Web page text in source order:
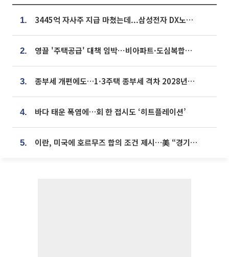
1. 3445억 자사주 지급 마쳤는데...삼성전자 DX노조, 뒤늦은 '떼쓰기 집회'
2. 영끌 '주택공급' 대책 임박⋯비아파트·도심복합까지 총동원
3. 종부세 개편에도…1·3주택 종부세 격차 2028년부터 확대
4. 바다 태운 폭염에…회 한 접시도 ‘히트플레이션’
5. 이란, 미국에 호르무즈 합의 조건 제시…美 “경기 아직 안 끝나” [종합]